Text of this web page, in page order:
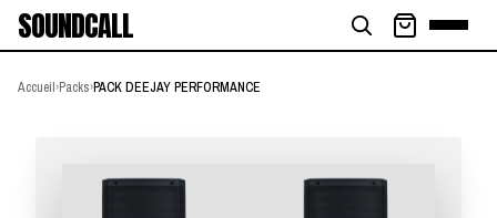
SOUNDCALL
Accueil›Packs›PACK DEEJAY PERFORMANCE